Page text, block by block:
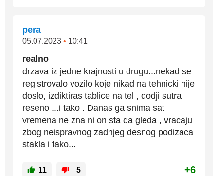
pera
05.07.2023 • 10:41
realno
drzava iz jedne krajnosti u drugu...nekad se
registrovalo vozilo koje nikad na tehnicki nije
doslo, izdiktiras tablice na tel , dodji sutra
reseno ...i tako . Danas ga snima sat
vremena ne zna ni on sta da gleda , vracaju
zbog neispravnog zadnjeg desnog podizaca
stakla i tako...
11 5 +6